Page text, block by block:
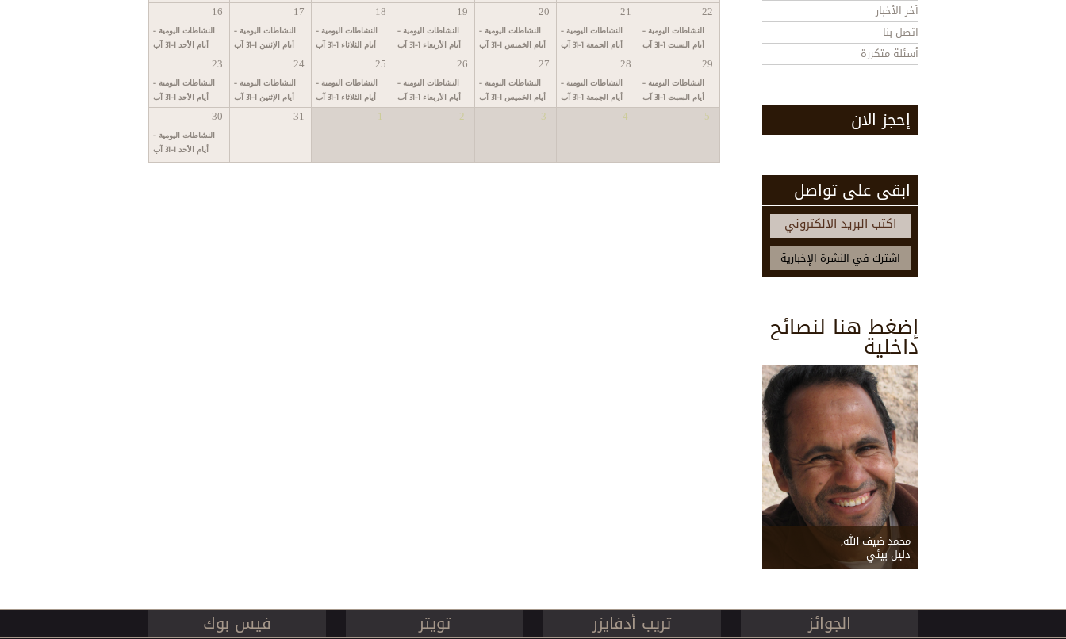
16 17 18 19 20 21 22
النشاطات اليومية -
أيام الأحد 1-31 آب
النشاطات اليومية -
أيام الإثنين 1-31 آب
النشاطات اليومية -
أيام الثلاثاء 1-31 آب
النشاطات اليومية -
أيام الأربعاء 1-31 آب
النشاطات اليومية -
أيام الخميس 1-31 آب
النشاطات اليومية -
أيام الجمعة 1-31 آب
النشاطات اليومية -
أيام السبت 1-31 آب
23 24 25 26 27 28 29
النشاطات اليومية -
أيام الأحد 1-31 آب
النشاطات اليومية -
أيام الإثنين 1-31 آب
النشاطات اليومية -
أيام الثلاثاء 1-31 آب
النشاطات اليومية -
أيام الأربعاء 1-31 آب
النشاطات اليومية -
أيام الخميس 1-31 آب
النشاطات اليومية -
أيام الجمعة 1-31 آب
النشاطات اليومية -
أيام السبت 1-31 آب
30 31 1 2 3 4 5
النشاطات اليومية -
أيام الأحد 1-31 آب
آخر الأخبار
اتصل بنا
أسئلة متكررة
إحجز الان
ابقى على تواصل
اكتب البريد الالكتروني
إضغط هنا لنصائح
داخلية
محمد ضيف الله,
دليل بيئي
فيس بوك تويتر تريب أدفايزر الجوائز